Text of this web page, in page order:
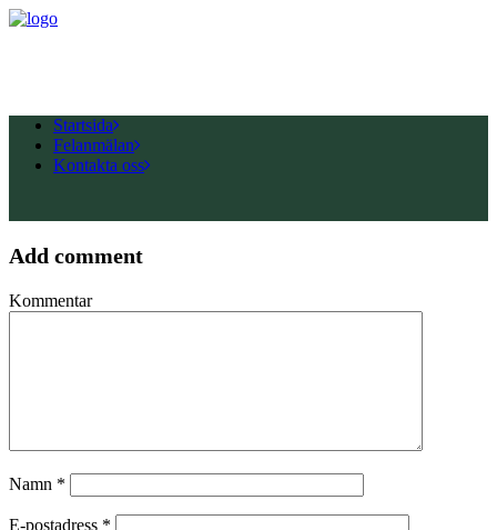
Startsida
Felanmälan
Kontakta oss
Add comment
Kommentar
Namn *
E-postadress *